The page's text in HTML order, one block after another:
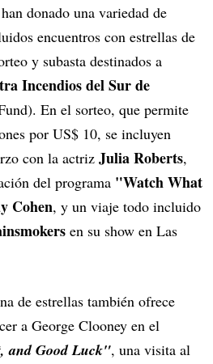
donado una variedad de
encuentros con estrellas de
y subasta destinados a
Incendios del Sur de
En el sorteo, que permite
por US$ 10, se incluyen
con la actriz Julia Roberts,
del programa "Watch What
Cohen, y un viaje todo incluido
en su show en Las
de estrellas también ofrece
a George Clooney en el
and Good Luck", una visita al